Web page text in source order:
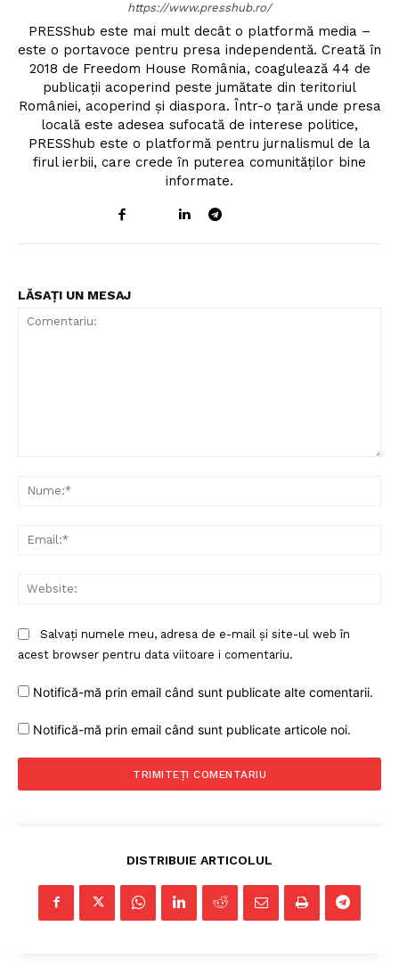
Un proiect
FREEDOM HOUSE ROMÂNIA
PRESShub
Despre noi / Echipa
Proiecte editoriale
https://www.presshub.ro/
PRESShub este mai mult decât o platformă media –
este o portavoce pentru presa independentă. Creată în
2018 de Freedom House România, coagulează 44 de
publicații acoperind peste jumătate din teritoriul
României, acoperind și diaspora. Într-o țară unde presa
locală este adesea sufocată de interese politice,
PRESShub este o platformă pentru jurnalismul de la
firul ierbii, care crede în puterea comunităților bine
informate.
LĂSAȚI UN MESAJ
Salvați numele meu, adresa de e-mail și site-ul web în
acest browser pentru data viitoare i comentariu.
Notifică-mă prin email când sunt publicate alte comentarii.
Notifică-mă prin email când sunt publicate articole noi.
DISTRIBUIE ARTICOLUL